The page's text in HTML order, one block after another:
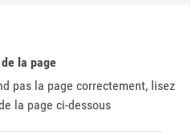
la page
pas la page correctement, lisez
la page ci-dessous